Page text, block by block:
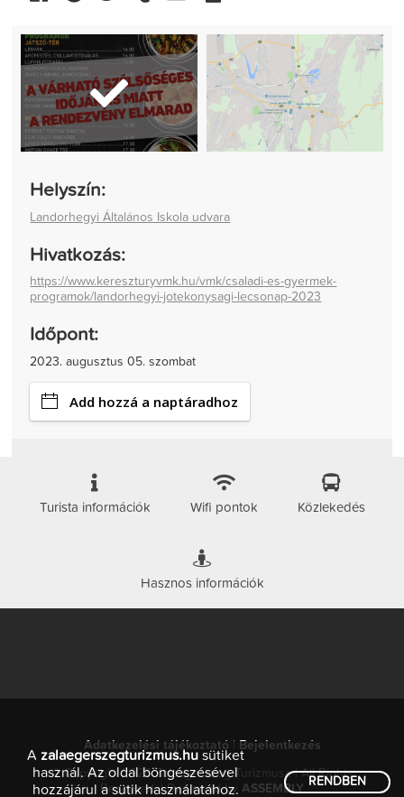
Helyszín:
Landorhegyi Általános Iskola udvara
Hivatkozás:
https://www.kereszturyvmk.hu/vmk/csaladi-es-gyermek-
programok/landorhegyi-jotekonysagi-lecsonap-2023
Időpont:
2023. augusztus 05. szombat
Add hozzá a naptáradhoz
Turista információk Wifi pontok Közlekedés
Hasznos információk
Adatkezelési tájékoztató | Bejelentkezés
© Copyright 2026 Zalaegerszeg Turizmusa | All Rights
Reserved. | Designed by ASSEMBLY
A zalaegerszegturizmus.husütiket
használ. Az oldal böngészésével
hozzájárul a sütik használatához.
RENDBEN